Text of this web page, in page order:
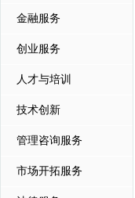
金融服务
创业服务
人才与培训
技术创新
管理咨询服务
市场开拓服务